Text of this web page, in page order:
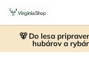
Prejsť
obsah
🐻 Do lesa
hubárov a